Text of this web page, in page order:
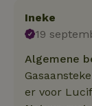
Ineke
19
Algemene
er voor